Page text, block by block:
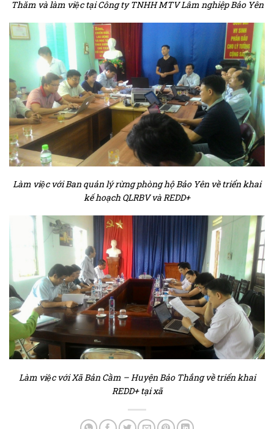
Thăm và làm việc tại Công ty TNHH MTV Lâm nghiệp Bảo Yên
Làm việc với Ban quản lý rừng phòng hộ Bảo Yên về triển khai
kế hoạch QLRBV và REDD+
Làm việc với Xã Bản Cầm – Huyện Bảo Thắng về triển khai
REDD+ tại xã